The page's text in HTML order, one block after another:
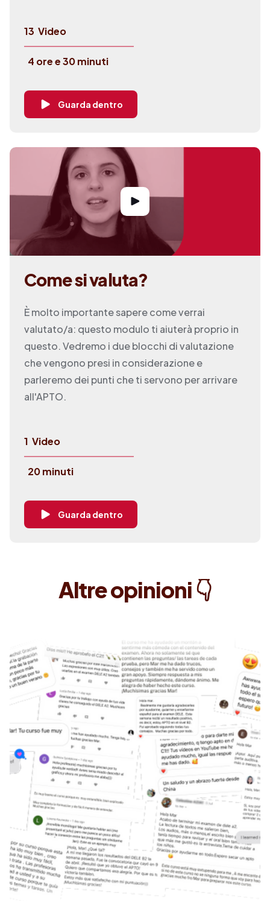
13 Video
4 ore e 30 minuti
Guarda dentro
Come si valuta?
È molto importante sapere come verrai
valutato/a: questo modulo ti aiuterà proprio in
questo. Vedremo i due blocchi di valutazione
che vengono presi in considerazione e
parleremo dei punti che ti servono per arrivare
all'APTO.
1 Video
20 minuti
Guarda dentro
Altre opinioni 👇